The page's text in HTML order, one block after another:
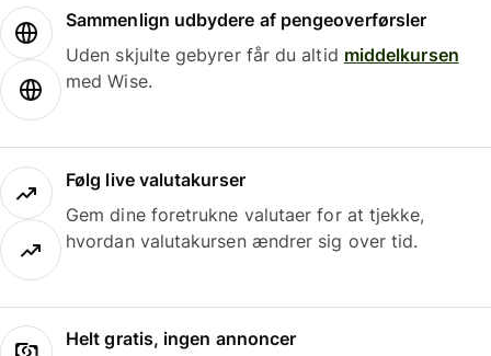
Sammenlign udbydere af pengeoverførsler
Uden skjulte gebyrer får du altid middelkursen
med Wise.
Følg live valutakurser
Gem dine foretrukne valutaer for at tjekke,
hvordan valutakursen ændrer sig over tid.
Helt gratis, ingen annoncer